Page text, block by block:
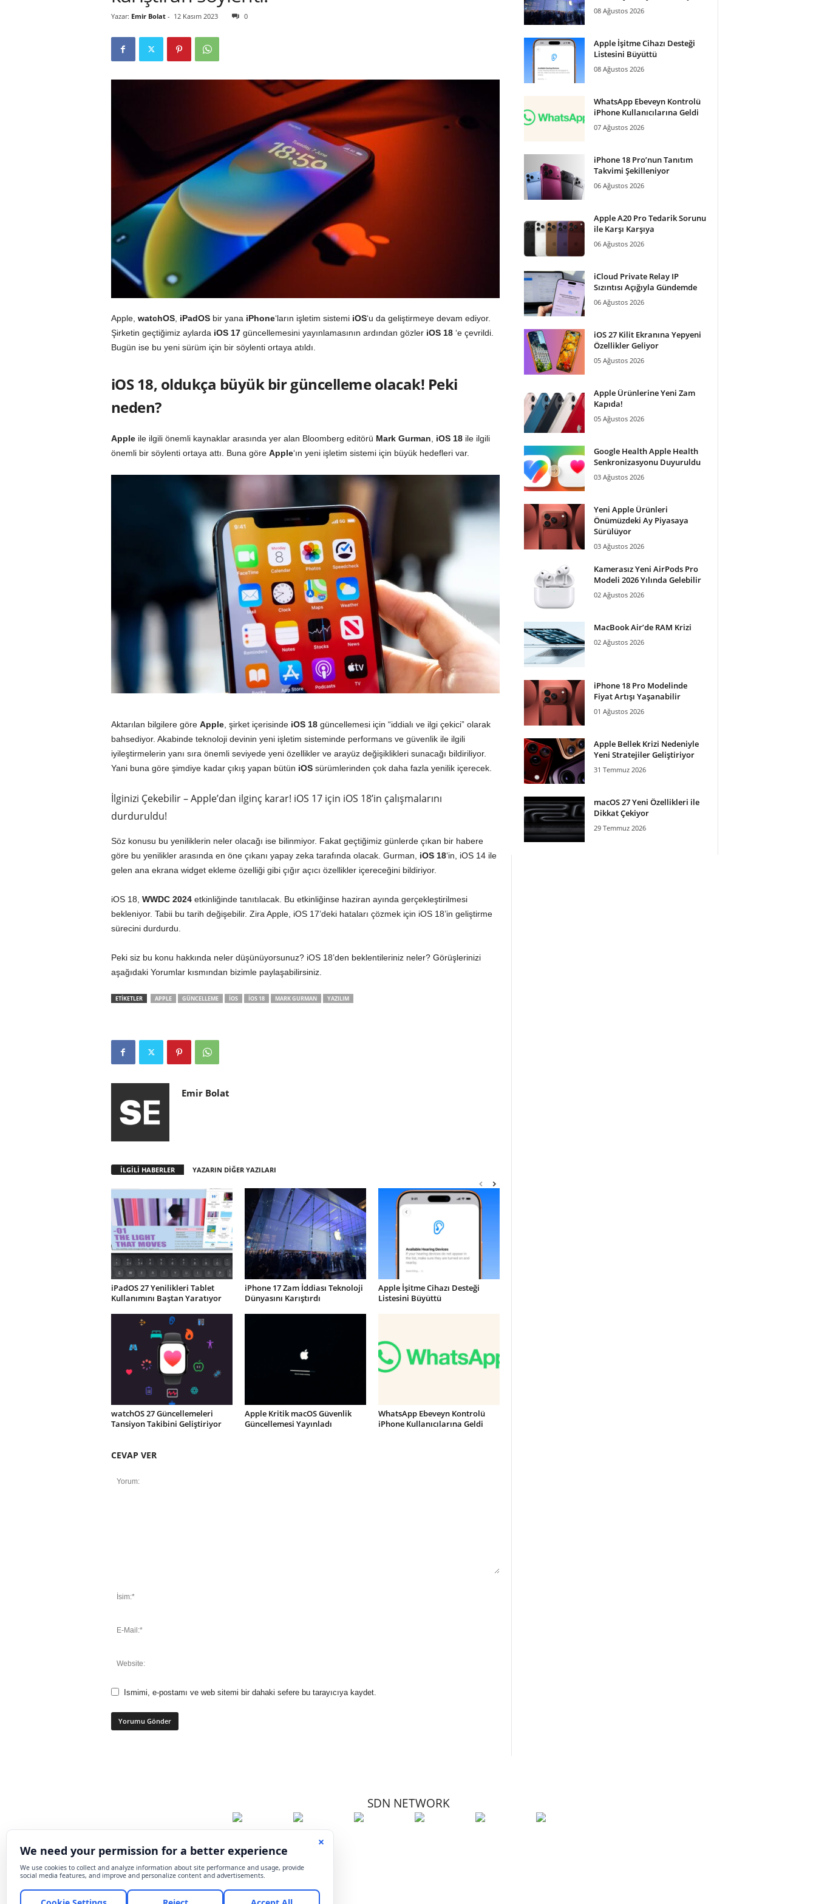
i
m
a
Yazar: Emir Bolat- 12 Kasım 2023 0
Apple, watchOS, iPadOS bir yana iPhone‘ların işletim sistemi iOS‘u da geliştirmeye devam ediyor.
Şirketin geçtiğimiz aylarda iOS 17güncellemesini yayınlamasının ardından gözler iOS 18‘e çevrildi.
Bugün ise bu yeni sürüm için bir söylenti ortaya atıldı.
iOS 18, oldukça büyük bir güncelleme olacak! Peki
neden?
Apple ile ilgili önemli kaynaklar arasında yer alan Bloomberg editörü Mark Gurman iOS 18ile ilgili
önemli bir söylenti ortaya attı. Buna göre Apple‘ın yeni işletim sistemi için büyük hedefleri var.
Aktarılan bilgilere göre Apple, şirket içerisinde iOS 18güncellemesi için “iddialı ve ilgi çekici” olarak
bahsediyor. Akabinde teknoloji devinin yeni işletim sisteminde performans ve güvenlik ile ilgili
iyileştirmelerin yanı sıra önemli seviyede yeni özellikler ve arayüz değişiklikleri sunacağı bildiriliyor.
Yani buna göre şimdiye kadar çıkış yapan bütün iOS sürümlerinden çok daha fazla yenilik içerecek.
İlginizi Çekebilir – Apple’dan ilginç karar! iOS 17 için iOS 18’in çalışmalarını
durduruldu!
Söz konusu bu yeniliklerin neler olacağı ise bilinmiyor. Fakat geçtiğimiz günlerde çıkan bir habere
göre bu yenilikler arasında en öne çıkanı yapay zeka tarafında olacak. Gurman, iOS 18‘in, iOS 14 ile
gelen ana ekrana widget ekleme özelliği gibi çığır açıcı özellikler içereceğini bildiriyor.
iOS 18, WWDC 2024etkinliğinde tanıtılacak. Bu etkinliğinse haziran ayında gerçekleştirilmesi
bekleniyor. Tabii bu tarih değişebilir. Zira Apple, iOS 17’deki hataları çözmek için iOS 18’in geliştirme
sürecini durdurdu.
Peki siz bu konu hakkında neler düşünüyorsunuz? iOS 18’den beklentileriniz neler? Görüşlerinizi
aşağıdaki Yorumlar kısmından bizimle paylaşabilirsiniz.
ETİKETLER APPLE GÜNCELLEME IOS IOS 18 MARK GURMAN YAZILIM
Emir Bolat
İLGİLİ HABERLER YAZARIN DİĞER YAZILARI
iPadOS 27 Yenilikleri Tablet
Kullanımını Baştan Yaratıyor
iPhone 17 Zam İddiası Teknoloji
Dünyasını Karıştırdı
Apple İşitme Cihazı Desteği
Listesini Büyüttü
watchOS 27 Güncellemeleri
Tansiyon Takibini Geliştiriyor
Apple Kritik macOS Güvenlik
Güncellemesi Yayınladı
WhatsApp Ebeveyn Kontrolü
iPhone Kullanıcılarına Geldi
CEVAP VER
Ismimi, e-postamı ve web sitemi bir dahaki sefere bu tarayıcıya kaydet.
08 Ağustos 2026
Apple İşitme Cihazı Desteği
Listesini Büyüttü
08 Ağustos 2026
WhatsApp Ebeveyn Kontrolü
iPhone Kullanıcılarına Geldi
07 Ağustos 2026
iPhone 18 Pro’nun Tanıtım
Takvimi Şekilleniyor
06 Ağustos 2026
Apple A20 Pro Tedarik Sorunu
ile Karşı Karşıya
06 Ağustos 2026
iCloud Private Relay IP
Sızıntısı Açığıyla Gündemde
06 Ağustos 2026
iOS 27 Kilit Ekranına Yepyeni
Özellikler Geliyor
05 Ağustos 2026
Apple Ürünlerine Yeni Zam
Kapıda!
05 Ağustos 2026
Google Health Apple Health
Senkronizasyonu Duyuruldu
03 Ağustos 2026
Yeni Apple Ürünleri
Önümüzdeki Ay Piyasaya
Sürülüyor
03 Ağustos 2026
Kamerasız Yeni AirPods Pro
Modeli 2026 Yılında Gelebilir
02 Ağustos 2026
MacBook Air’de RAM Krizi
02 Ağustos 2026
iPhone 18 Pro Modelinde
Fiyat Artışı Yaşanabilir
01 Ağustos 2026
Apple Bellek Krizi Nedeniyle
Yeni Stratejiler Geliştiriyor
31 Temmuz 2026
macOS 27 Yeni Özellikleri ile
Dikkat Çekiyor
29 Temmuz 2026
SDN NETWORK